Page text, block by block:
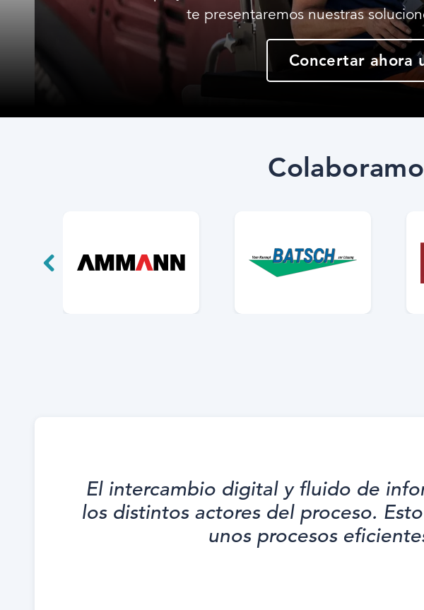
te presentaremos nuestras
Concertar ahora
El intercambio digital y fluido de
los distintos actores del proceso.
unos procesos